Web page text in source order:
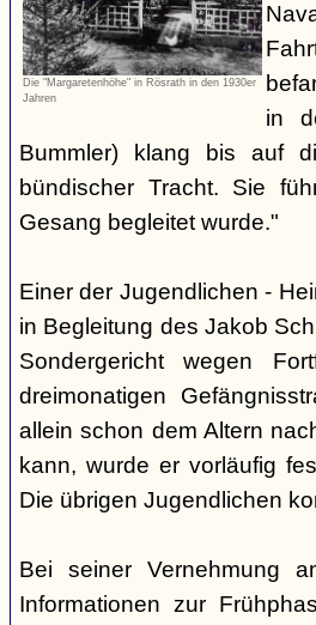
Die "Margaretenhöhe" in Rösrath in den 1930er
Jahren
in
Bummler) klang bis auf
bündischer Tracht. Sie
Gesang begleitet wurde."
Einer der Jugendlichen -
in Begleitung des Jakob
Sondergericht wegen
dreimonatigen
allein schon dem Altern
kann, wurde er vorläufig
Die übrigen Jugendlichen
Bei seiner Vernehmung
Informationen zur